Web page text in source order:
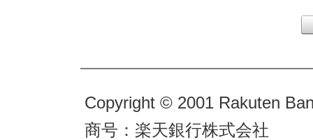
Copyright © 2001 Rakuten
商号：楽天銀行株式会社